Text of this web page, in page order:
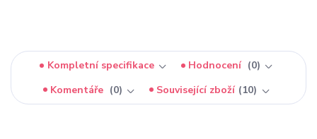
Kompletní specifikace Hodnocení
0
Komentáře
0 Související zboží 10